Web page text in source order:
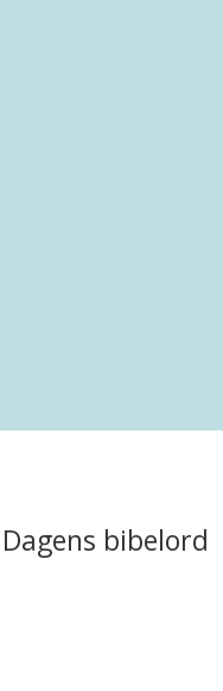
Dagens bibelord